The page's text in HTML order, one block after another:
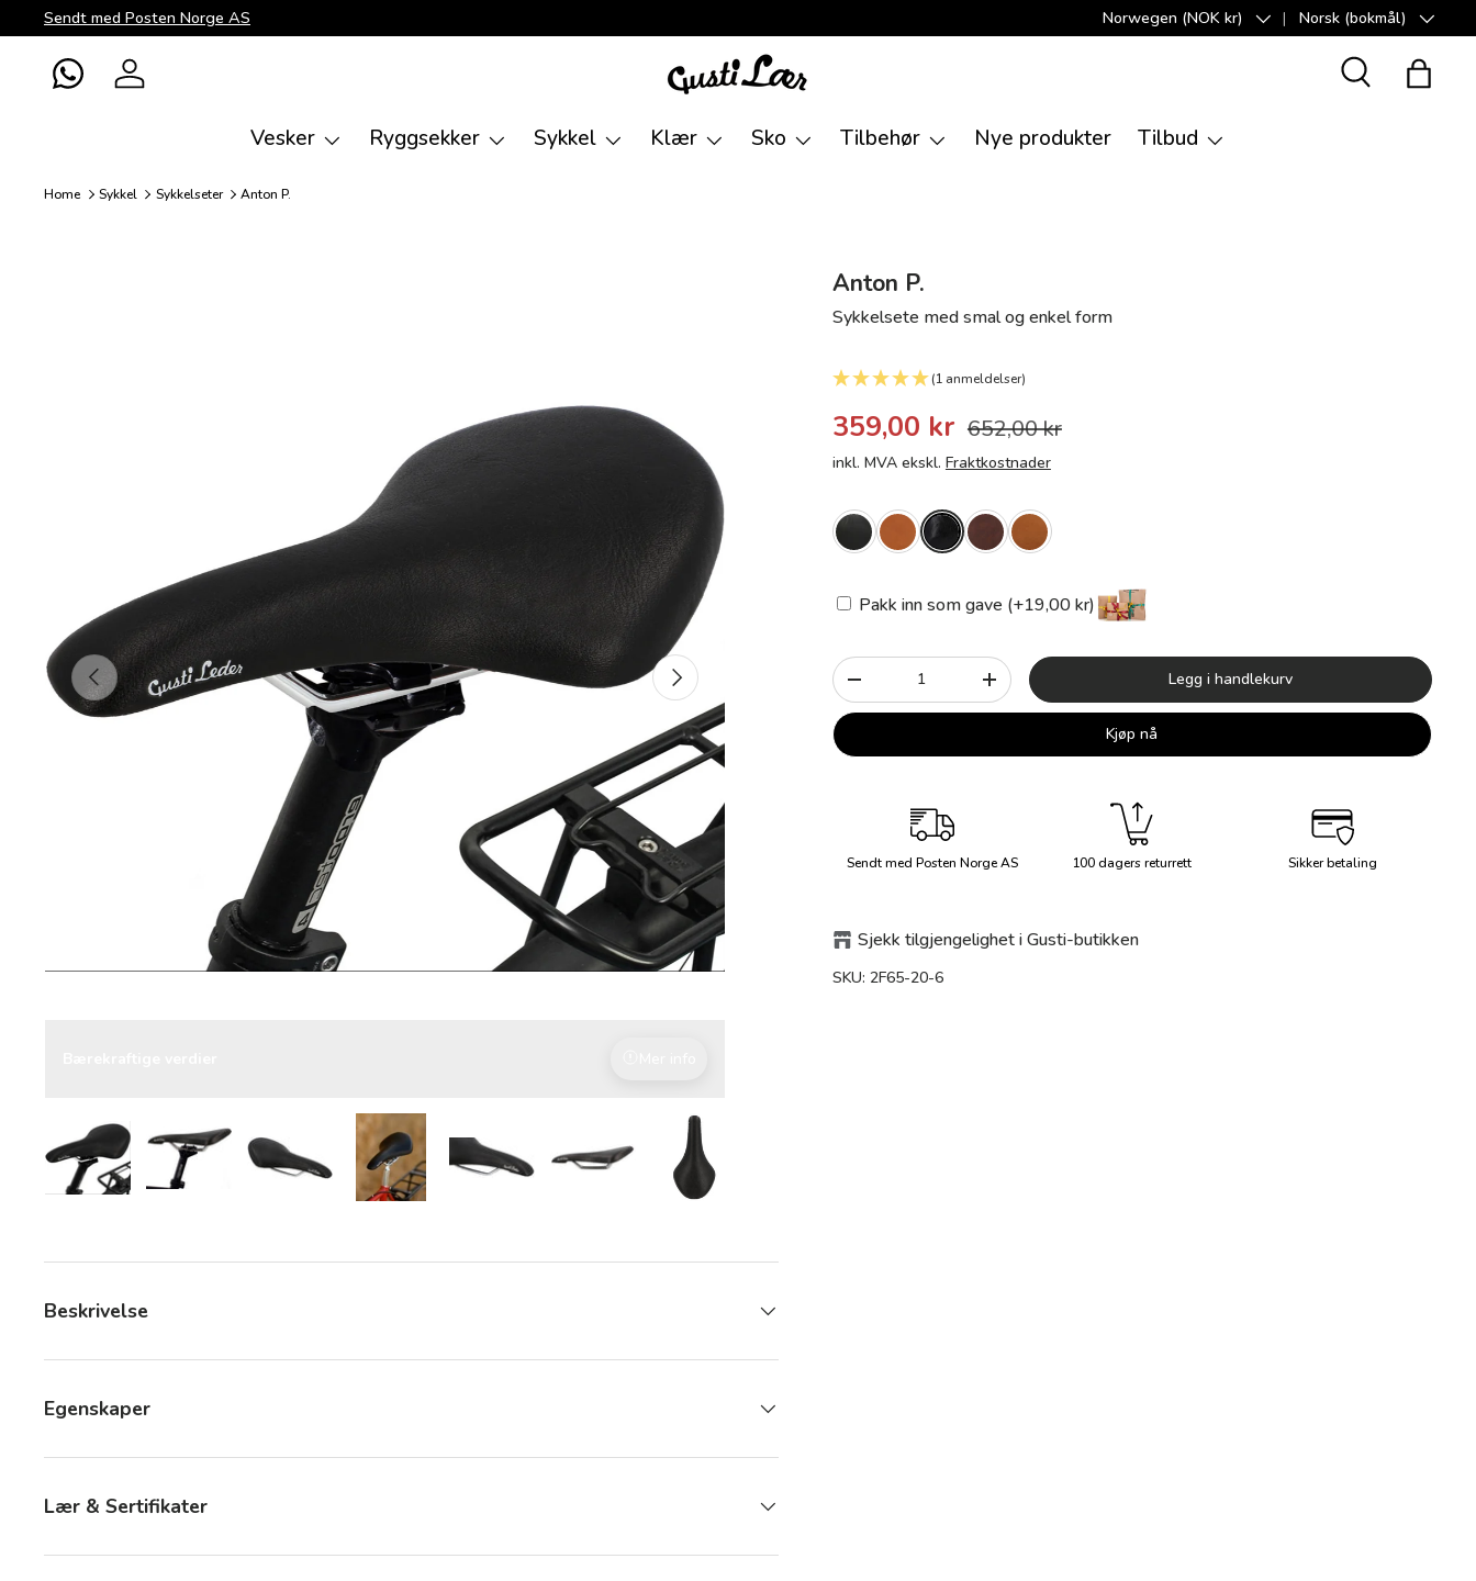
Direkte til innhold
Sendt med Posten Norge AS Land/Region
Norwegen (NOK kr) SpråkNorsk (bokmål)
WhatsAppLogg inn Suche
Vesker Ryggsekker Sykkel Klær Sko Tilbehør Nye produkter Tilbud
Home Sykkel Sykkelseter Anton P.
Forrige Neste
Anton P.
Sykkelsete med smal og enkel form
(1 anmeldelser)
359,00 kr 652,00 kr
inkl. MVA ekskl. Fraktkostnader
Pakk inn som gave (+19,00 kr)
Antall
-
+ Legg i handlekurv
Kjøp nå
Sendt med Posten Norge AS 100 dagers returrett Sikker betaling
Sjekk tilgjengelighet i Gusti-butikken
SKU: 2F65-20-6
Beskrivelse
Egenskaper
Lær & Sertifikater